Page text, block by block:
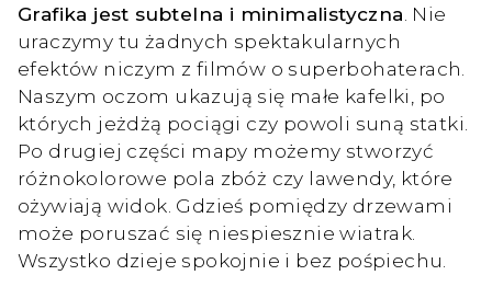
Grafika jest subtelna i minimalistyczna . Nie
uraczymy tu żadnych spektakularnych
efektów niczym z filmów o superbohaterach.
Naszym oczom ukazują się małe kafelki, po
których jeżdżą pociągi czy powoli suną statki.
Po drugiej części mapy możemy stworzyć
różnokolorowe pola zbóż czy lawendy, które
ożywiają widok. Gdzieś pomiędzy drzewami
może poruszać się niespiesznie wiatrak.
Wszystko dzieje spokojnie i bez pośpiechu.